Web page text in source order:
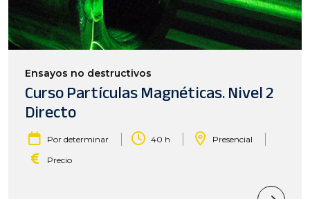
Ensayos no destructivos
Curso Partículas Magnéticas. Nivel 2
Directo
Por determinar | 40 h | Presencial |
Precio